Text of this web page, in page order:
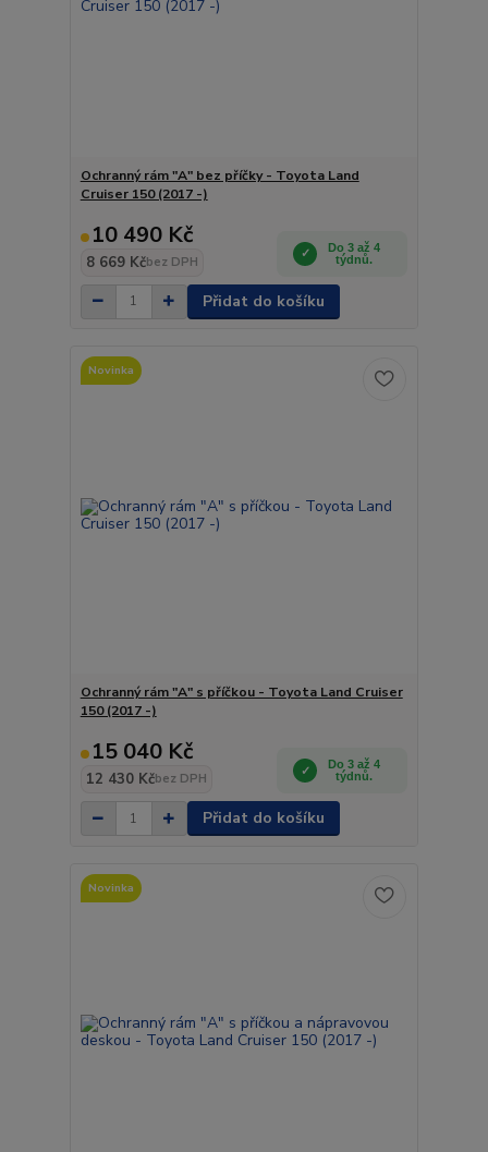
Ochranný rám "A" bez příčky - Toyota Land
Cruiser 150 (2017 -)
10 490 Kč
8 669 Kčbez DPH
Do 3 až 4
týdnů.
Přidat do košíku
Novinka
Ochranný rám "A" s příčkou - Toyota Land Cruiser
150 (2017 -)
15 040 Kč
12 430 Kčbez DPH
Do 3 až 4
týdnů.
Přidat do košíku
Novinka